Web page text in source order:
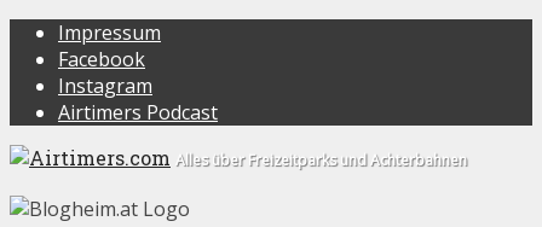
Impressum
Facebook
Instagram
Airtimers Podcast
Alles über Freizeitparks und Achterbahnen